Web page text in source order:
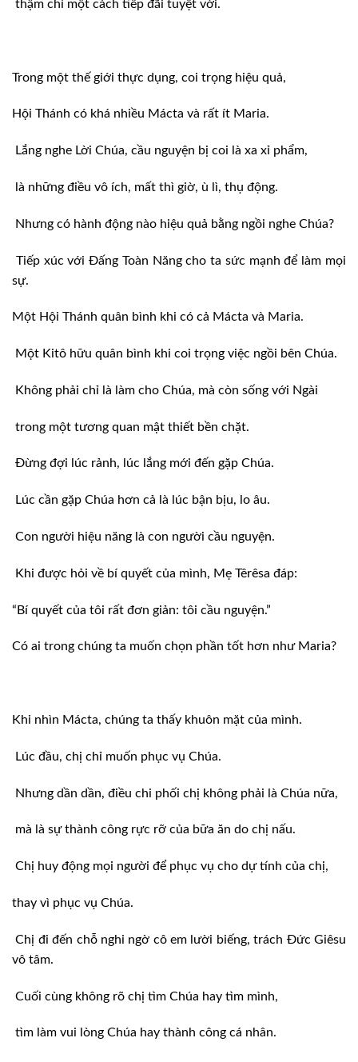
thậm chí một cách tiếp đãi tuyệt vời.
Trong một thế giới thực dụng, coi trọng hiệu quả,
Hội Thánh có khá nhiều Mácta và rất ít Maria.
Lắng nghe Lời Chúa, cầu nguyện bị coi là xa xỉ phẩm,
là những điều vô ích, mất thì giờ, ù lì, thụ động.
Nhưng có hành động nào hiệu quả bằng ngồi nghe Chúa?
Tiếp xúc với Ðấng Toàn Năng cho ta sức mạnh để làm mọi
sự.
Một Hội Thánh quân bình khi có cả Mácta và Maria.
Một Kitô hữu quân bình khi coi trọng việc ngồi bên Chúa.
Không phải chỉ là làm cho Chúa, mà còn sống với Ngài
trong một tương quan mật thiết bền chặt.
Ðừng đợi lúc rảnh, lúc lắng mới đến gặp Chúa.
Lúc cần gặp Chúa hơn cả là lúc bận bịu, lo âu.
Con người hiệu năng là con người cầu nguyện.
Khi được hỏi về bí quyết của mình, Mẹ Têrêsa đáp:
“Bí quyết của tôi rất đơn giản: tôi cầu nguyện.”
Có ai trong chúng ta muốn chọn phần tốt hơn như Maria?
Khi nhìn Mácta, chúng ta thấy khuôn mặt của mình.
Lúc đầu, chị chỉ muốn phục vụ Chúa.
Nhưng dần dần, điều chi phối chị không phải là Chúa nữa,
mà là sự thành công rực rỡ của bữa ăn do chị nấu.
Chị huy động mọi người để phục vụ cho dự tính của chị,
thay vì phục vụ Chúa.
Chị đi đến chỗ nghi ngờ cô em lười biếng, trách Ðức Giêsu
vô tâm.
Cuối cùng không rõ chị tìm Chúa hay tìm mình,
tìm làm vui lòng Chúa hay thành công cá nhân.